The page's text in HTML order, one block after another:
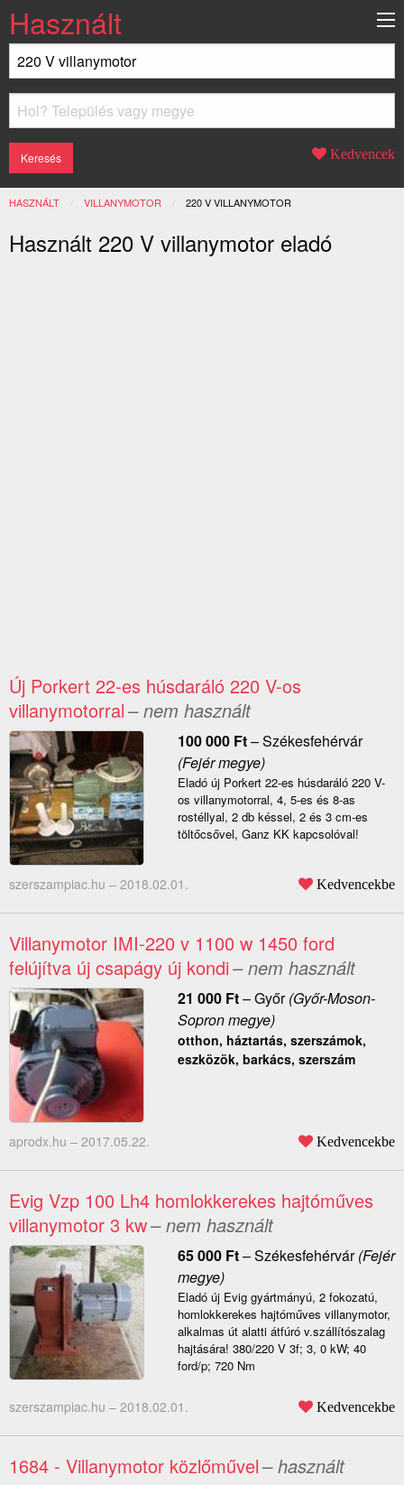
Használt
Kedvencek
HASZNÁLT VILLANYMOTOR JELENLEGI:
220 V VILLANYMOTOR
Használt 220 V villanymotor eladó
Új Porkert 22-es húsdaráló 220 V-os
villanymotorral– nem használt
100 000 Ft–Székesfehérvár
(Fejér megye)
Eladó új Porkert 22-es húsdaráló 220 V-
os villanymotorral, 4, 5-es és 8-as
rostéllyal, 2 db késsel, 2 és 3 cm-es
töltőcsővel, Ganz KK kapcsolóval!
szerszampiac.hu – 2018.02.01. Kedvencekbe
Villanymotor IMI-220 v 1100 w 1450 ford
felújítva új csapágy új kondi– nem használt
21 000 Ft–Győr(Győr-Moson-
Sopron megye)
otthon, háztartás, szerszámok,
eszközök, barkács, szerszám
aprodx.hu – 2017.05.22. Kedvencekbe
Evig Vzp 100 Lh4 homlokkerekes hajtóműves
villanymotor 3 kw– nem használt
65 000 Ft–Székesfehérvár(Fejér
megye)
Eladó új Evig gyártmányú, 2 fokozatú,
homlokkerekes hajtóműves villanymotor,
alkalmas út alatti átfúró v.szállítószalag
hajtására! 380/220 V 3f; 3, 0 kW; 40
ford/p; 720 Nm
szerszampiac.hu – 2018.02.01. Kedvencekbe
1684 - Villanymotor közlőművel– használt